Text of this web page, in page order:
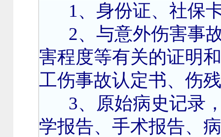
1、身份证、社保
2、与意外伤害事
害程度等有关的证明
工伤事故认定书、伤
3、原始病史记录
学报告、手术报告、